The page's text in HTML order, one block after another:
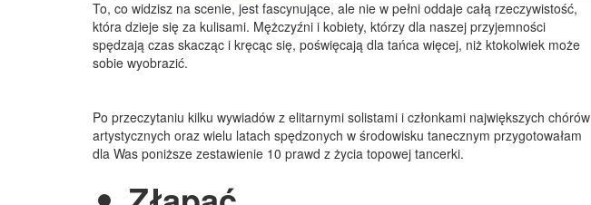
To, co widzisz na scenie, jest fascynujące, ale nie w pełni oddaje całą rzeczywistość,
która dzieje się za kulisami. Mężczyźni i kobiety, którzy dla naszej przyjemności
spędzają czas skacząc i kręcąc się, poświęcają dla tańca więcej, niż ktokolwiek może
sobie wyobrazić.
Po przeczytaniu kilku wywiadów z elitarnymi solistami i członkami największych chórów
artystycznych oraz wielu latach spędzonych w środowisku tanecznym przygotowałam
dla Was poniższe zestawienie 10 prawd z życia topowej tancerki.